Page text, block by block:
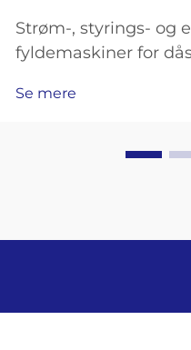
Strøm-, styrings- og
fyldemaskiner for
for dåser slet ikke
Se mere